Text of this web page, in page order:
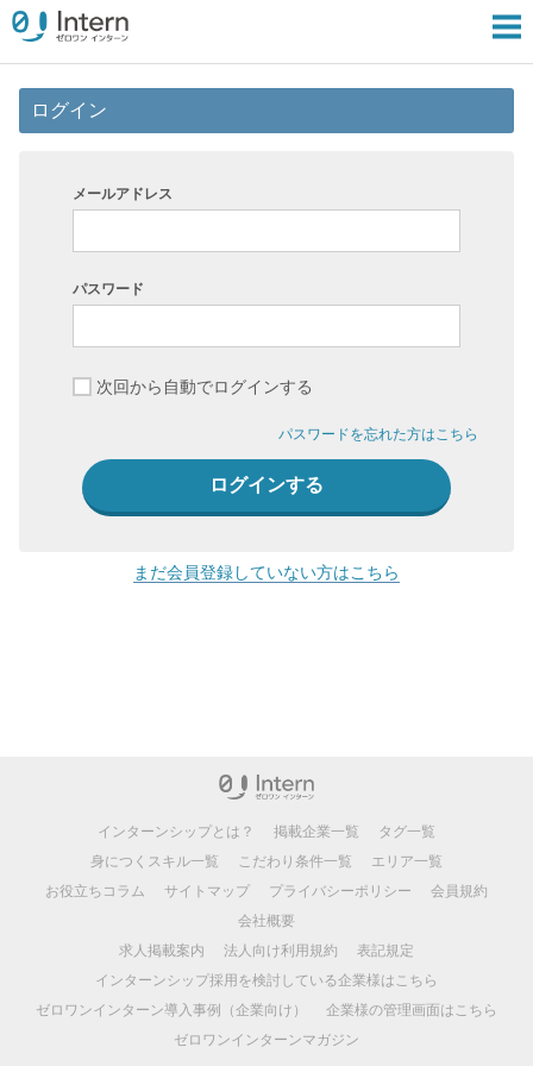
ログイン
メールアドレス
パスワード
次回から自動でログインする
パスワードを忘れた方はこちら
まだ会員登録していない方はこちら
インターンシップとは？ 掲載企業一覧
タグ一覧
身につくスキル一覧
こだわり条件一覧
エリア一覧
お役立ちコラム
サイトマップ プライバシーポリシー
会員規約
会社概要
求人掲載案内
法人向け利用規約
表記規定
インターンシップ採用を検討している企業様はこちら
ゼロワンインターン導入事例（企業向け）
企業様の管理画面はこちら
ゼロワンインターンマガジン